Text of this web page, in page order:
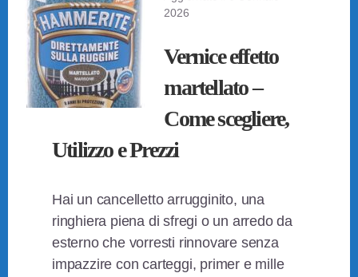
2026
Vernice effetto
martellato –
Come scegliere,
Utilizzo e Prezzi
Hai un cancelletto arrugginito, una
ringhiera piena di sfregi o un arredo da
esterno che vorresti rinnovare senza
impazzire con carteggi, primer e mille